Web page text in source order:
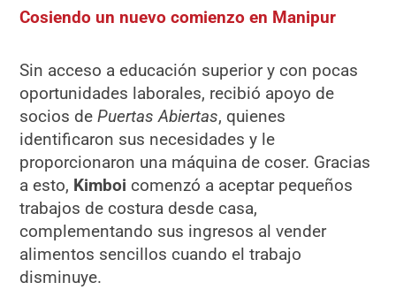
Cosiendo un nuevo comienzo en Manipur
Sin acceso a educación superior y con pocas
oportunidades laborales, recibió apoyo de
socios dePuertas Abiertas, quienes
identificaron sus necesidades y le
proporcionaron una máquina de coser. Gracias
a esto, Kimboi comenzó a aceptar pequeños
trabajos de costura desde casa,
complementando sus ingresos al vender
alimentos sencillos cuando el trabajo
disminuye.